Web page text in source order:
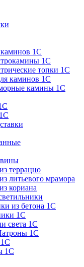
1C
1С
топки 1C
каминов 1С
камины 1C
терраццо
литьевого мрамора
кориана
из бетона 1С
1С
света 1С
1С
1С